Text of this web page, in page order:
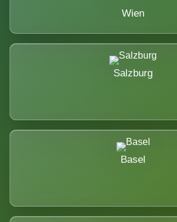
Wien
Salzburg
Basel